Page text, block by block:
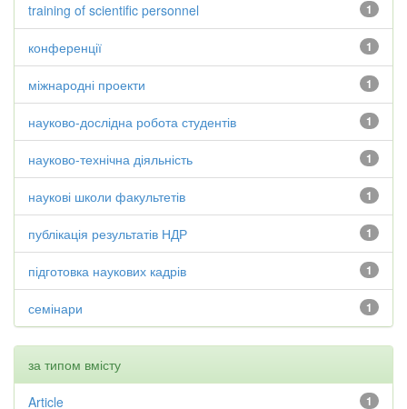
1
training of scientific personnel
1
конференції
1
міжнародні проекти
1
науково-дослідна робота студентів
1
науково-технічна діяльність
1
наукові школи факультетів
1
публікація результатів НДР
1
підготовка наукових кадрів
1
семінари
за типом вмісту
1
Article